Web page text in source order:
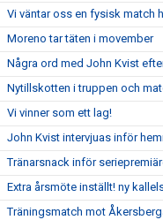
Vi väntar oss en fysisk match
Moreno tar täten i movember
Några ord med John Kvist
Nytillskotten i truppen och
Vi vinner som ett lag!
John Kvist intervjuas inför
Tränarsnack inför
Extra årsmöte inställt! ny
Träningsmatch mot